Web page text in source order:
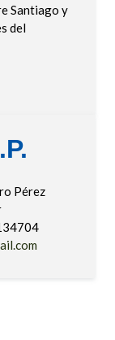
Santiago y
del
Pérez